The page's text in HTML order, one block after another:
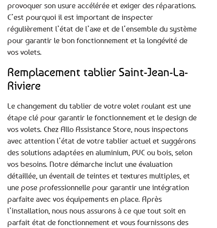
provoquer son usure accélérée et exiger des réparations.
C’est pourquoi il est important de inspecter
régulièrement l’état de l’axe et de l’ensemble du système
pour garantir le bon fonctionnement et la longévité de
vos volets.
Remplacement tablier Saint-Jean-La-
Riviere
Le changement du tablier de votre volet roulant est une
étape clé pour garantir le fonctionnement et le design de
vos volets. Chez Allo Assistance Store, nous inspectons
avec attention l’état de votre tablier actuel et suggérons
des solutions adaptées en aluminium, PVC ou bois, selon
vos besoins. Notre démarche inclut une évaluation
détaillée, un éventail de teintes et textures multiples, et
une pose professionnelle pour garantir une intégration
parfaite avec vos équipements en place. Après
l’installation, nous nous assurons à ce que tout soit en
parfait état de fonctionnement et vous fournissons des